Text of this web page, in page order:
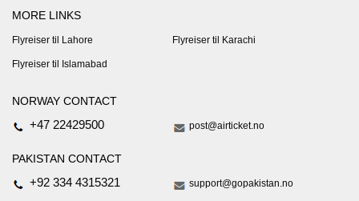
MORE LINKS
Flyreiser til Lahore Flyreiser til Karachi
Flyreiser til Islamabad
NORWAY CONTACT
+47 22429500 post@airticket.no
PAKISTAN CONTACT
+92 334 4315321 support@gopakistan.no